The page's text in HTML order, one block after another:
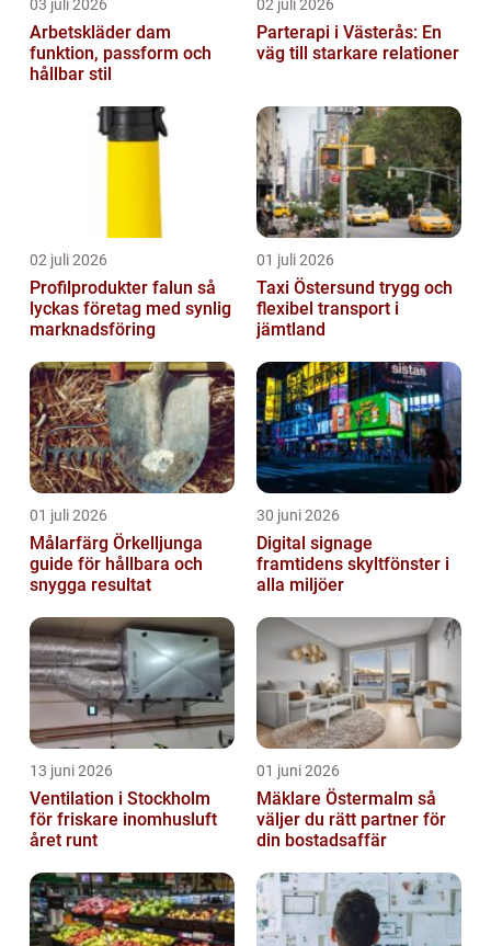
03 juli 2026
Arbetskläder dam
funktion, passform och
hållbar stil
02 juli 2026
Parterapi i Västerås: En
väg till starkare relationer
02 juli 2026
Profilprodukter falun så
lyckas företag med synlig
marknadsföring
01 juli 2026
Taxi Östersund trygg och
flexibel transport i
jämtland
01 juli 2026
Målarfärg Örkelljunga
guide för hållbara och
snygga resultat
30 juni 2026
Digital signage
framtidens skyltfönster i
alla miljöer
13 juni 2026
Ventilation i Stockholm
för friskare inomhusluft
året runt
01 juni 2026
Mäklare Östermalm så
väljer du rätt partner för
din bostadsaffär